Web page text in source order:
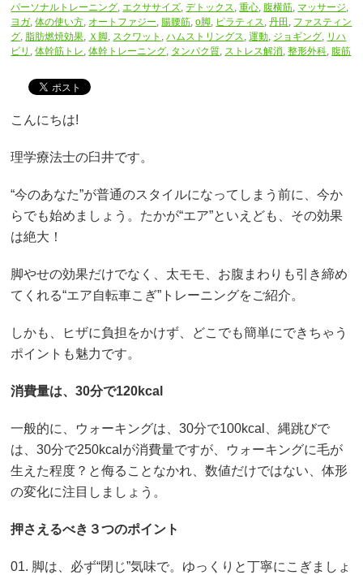
パーソナルトレーニング,エクササイズ,デトックス,重心, 腹横筋, マッサージ,
ヨガ,体の使い方, オートファジー, 腸腰筋,o脚, ピラティス,丹田 , ファスティン
グ, 脂肪燃焼効果, Ｘ脚, スクワット ,ハムストリングス,運動, ジョギング, リハ
ビリ ,体幹筋トレ,体幹トレーニング, タンパク質, ストレス解消,整形外科, 腹筋
こんにちは!
理学療法士の臼井です。
“今のあなた”が普通のスタイルになってしまう前に、今か
らでも始めましょう。たかが“エア”といえども、その効果
は絶大！
脚やせの効果だけでなく、太モモ、お腹まわりも引き締め
てくれる“エア自転車こぎ”トレーニングをご紹介。
しかも、ヒザに負担をかけず、どこでも簡単にできちゃう
ポイントも魅力です。
消費量は、30分で120kcal
一般的に、ウォーキングは、30分で100kcal、縄跳びで
は、30分で250kcalが消費量ですが、ウォーキングに毛が
生えた程度？と侮ることなかれ、数値だけではない、体形
の変化に注目しましょう。
押さえるべき３つのポイント
01. 脚は、必ず“閉じ”気味で。ゆっくりと丁寧にこぎましょ